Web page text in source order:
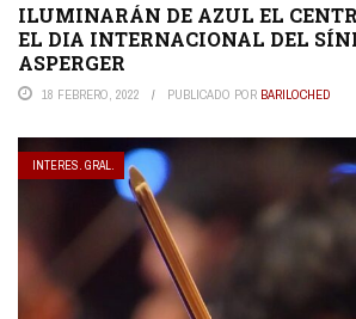
ILUMINARÁN DE AZUL EL
EL DIA INTERNACIONAL DEL
ASPERGER
18 FEBRERO, 2022 PUBLICADO POR BARILOCHED
INTERES. GRAL.